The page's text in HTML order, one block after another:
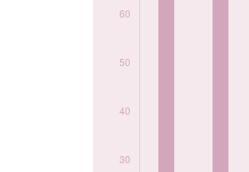
Popularité du
2022